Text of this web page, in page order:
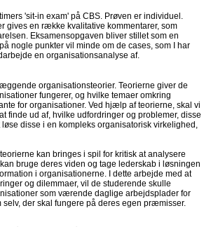
'sit-in exam' på CBS. Prøven er individuel.
gives en række kvalitative kommentarer, som
Eksamensopgaven bliver stillet som en
nogle punkter vil minde om de cases, som I har
en organisationsanalyse af.
organisationsteorier. Teorierne giver de
fungerer, og hvilke temaer omkring
for organisationer. Ved hjælp af teorierne, skal vi
finde ud af, hvilke udfordringer og problemer, disse
disse i en kompleks organisatorisk virkelighed,
kan bringes i spil for kritisk at analysere
bruge deres viden og tage lederskab i løsningen
i organisationerne. I dette arbejde med at
og dilemmaer, vil de studerende skulle
som værende daglige arbejdsplader for
der skal fungere på deres egen præmisser.